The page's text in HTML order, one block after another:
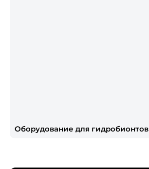
Оборудование для гидробионтов